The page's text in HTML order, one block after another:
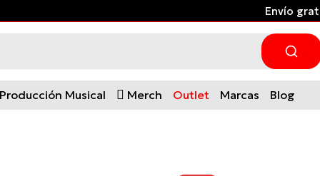
Envío gratis desde $300.000 a ciudades principales
Musical Merch Outlet Marcas Blog